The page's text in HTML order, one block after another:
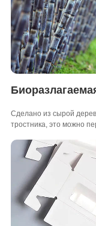
Сделано из сырой
тростника, это можно